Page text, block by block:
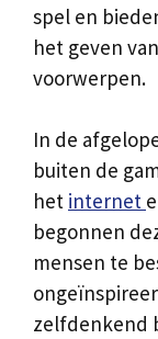
spel en
het geven
voorwerpen.
In de
buiten de
het internet
begonnen
mensen te
zelfdenkend